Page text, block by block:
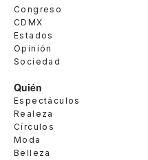
Congreso
CDMX
Estados
Opinión
Sociedad
Quién
Espectáculos
Realeza
Círculos
Moda
Belleza